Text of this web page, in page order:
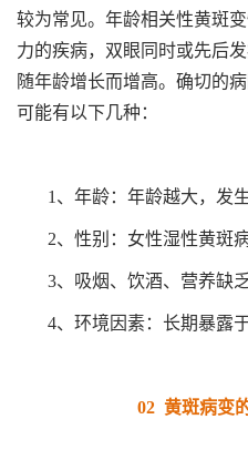
较为常见。年龄相关性黄斑
力的疾病，双眼同时或先后
随年龄增长而增高。确切的
可能有以下几种：
1、年龄：年龄越大，发
2、性别：女性湿性黄斑
3、吸烟、饮酒、营养缺
4、环境因素：长期暴露
02 黄斑病变